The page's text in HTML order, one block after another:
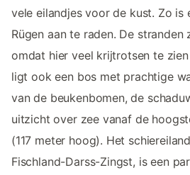
vele eilandjes voor de kust. Zo is
Rügen aan te raden. De stranden
omdat hier veel krijtrotsen te
ligt ook een bos met prachtige
van de beukenbomen, de
uitzicht over zee vanaf de
(117 meter hoog). Het
Fischland-Darss-Zingst, is een